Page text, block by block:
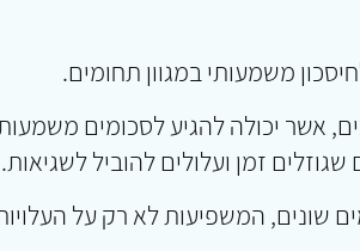
משמעותי במגוון תחומים.
יכולה להגיע לסכומים
זמן ועלולים להוביל לשגיאות.
שונים, המשפיעות לא רק על